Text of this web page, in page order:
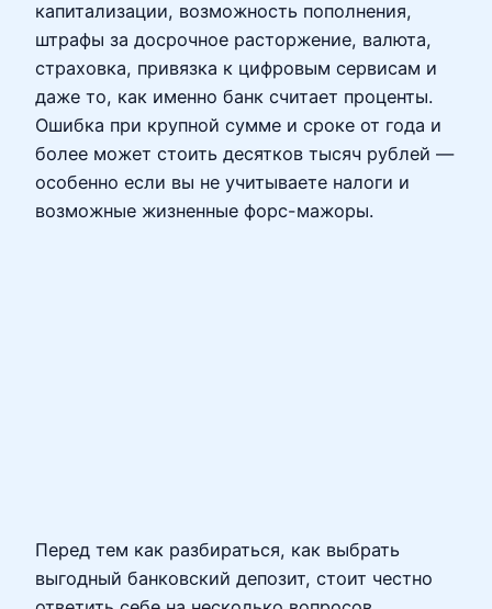
капитализации, возможность пополнения,
штрафы за досрочное расторжение, валюта,
страховка, привязка к цифровым сервисам и
даже то, как именно банк считает проценты.
Ошибка при крупной сумме и сроке от года и
более может стоить десятков тысяч рублей —
особенно если вы не учитываете налоги и
возможные жизненные форс-мажоры.
Перед тем как разбираться, как выбрать
выгодный банковский депозит, стоит честно